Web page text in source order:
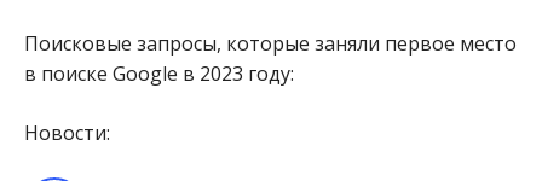
Поисковые запросы, которые заняли первое место
в поиске Google в 2023 году:
Новости: